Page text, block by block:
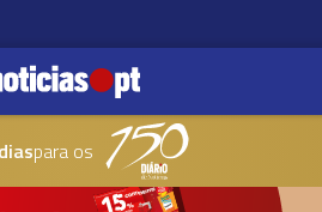
para os